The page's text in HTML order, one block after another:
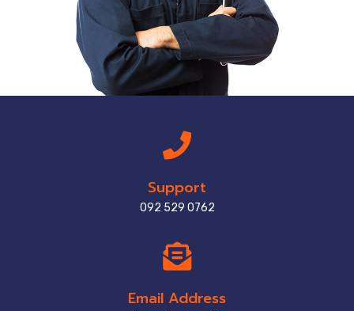
Support
092 529 0762
Email Address